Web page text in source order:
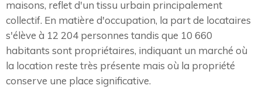
maisons, reflet d'un tissu urbain principalement
collectif. En matière d'occupation, la part de locataires
s'élève à 12 204 personnes tandis que 10 660
habitants sont propriétaires, indiquant un marché où
la location reste très présente mais où la propriété
conserve une place significative.